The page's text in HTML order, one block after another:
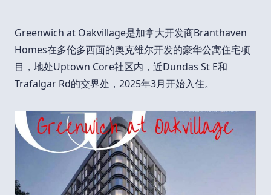
Greenwich at Oakvillage是加拿大开发商Branthaven
Homes在多伦多西面的奥克维尔开发的豪华公寓住宅项
目，地处Uptown Core社区内，近Dundas St E和
Trafalgar Rd的交界处，2025年3月开始入住。